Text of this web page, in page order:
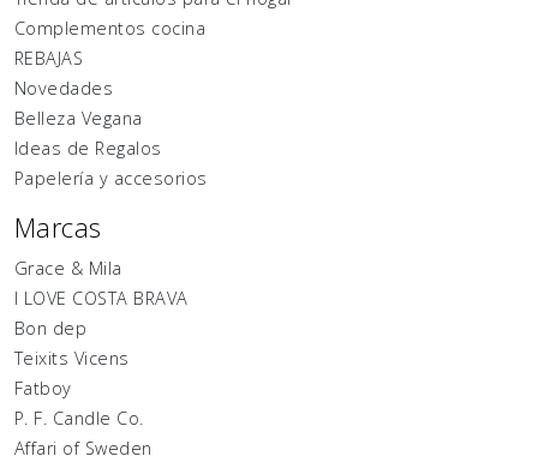
Complementos cocina
REBAJAS
Novedades
Belleza Vegana
Ideas de Regalos
Papelería y accesorios
Marcas
Grace & Mila
I LOVE COSTA BRAVA
Bon dep
Teixits Vicens
Fatboy
P. F. Candle Co.
Affari of Sweden